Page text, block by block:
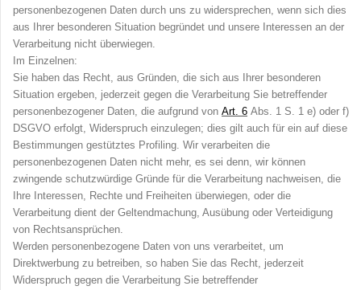
personenbezogenen Daten durch uns zu widersprechen, wenn sich dies
aus Ihrer besonderen Situation begründet und unsere Interessen an der
Verarbeitung nicht überwiegen.
Im Einzelnen:
Sie haben das Recht, aus Gründen, die sich aus Ihrer besonderen
Situation ergeben, jederzeit gegen die Verarbeitung Sie betreffender
personenbezogener Daten, die aufgrund von Art. 6 Abs. 1 S. 1 e) oder f)
DSGVO erfolgt, Widerspruch einzulegen; dies gilt auch für ein auf diese
Bestimmungen gestütztes Profiling. Wir verarbeiten die
personenbezogenen Daten nicht mehr, es sei denn, wir können
zwingende schutzwürdige Gründe für die Verarbeitung nachweisen, die
Ihre Interessen, Rechte und Freiheiten überwiegen, oder die
Verarbeitung dient der Geltendmachung, Ausübung oder Verteidigung
von Rechtsansprüchen.
Werden personenbezogene Daten von uns verarbeitet, um
Direktwerbung zu betreiben, so haben Sie das Recht, jederzeit
Widerspruch gegen die Verarbeitung Sie betreffender